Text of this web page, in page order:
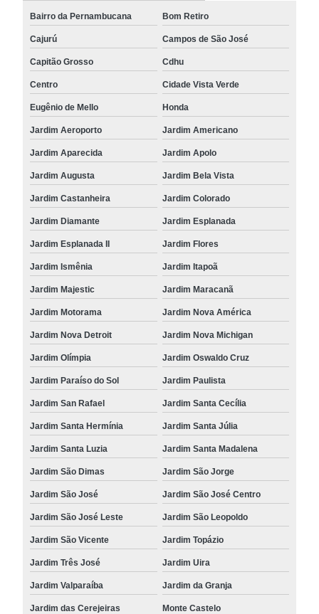
Bairro da Pernambucana Bom Retiro
Cajurú Campos de São José
Capitão Grosso Cdhu
Centro Cidade Vista Verde
Eugênio de Mello Honda
Jardim Aeroporto Jardim Americano
Jardim Aparecida Jardim Apolo
Jardim Augusta Jardim Bela Vista
Jardim Castanheira Jardim Colorado
Jardim Diamante Jardim Esplanada
Jardim Esplanada II Jardim Flores
Jardim Ismênia Jardim Itapoã
Jardim Majestic Jardim Maracanã
Jardim Motorama Jardim Nova América
Jardim Nova Detroit Jardim Nova Michigan
Jardim Olímpia Jardim Oswaldo Cruz
Jardim Paraíso do Sol Jardim Paulista
Jardim San Rafael Jardim Santa Cecília
Jardim Santa Hermínia Jardim Santa Júlia
Jardim Santa Luzia Jardim Santa Madalena
Jardim São Dimas Jardim São Jorge
Jardim São José Jardim São José Centro
Jardim São José Leste Jardim São Leopoldo
Jardim São Vicente Jardim Topázio
Jardim Três José Jardim Uira
Jardim Valparaíba Jardim da Granja
Jardim das Cerejeiras Monte Castelo